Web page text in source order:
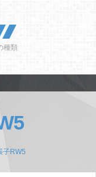
種類
子RW5